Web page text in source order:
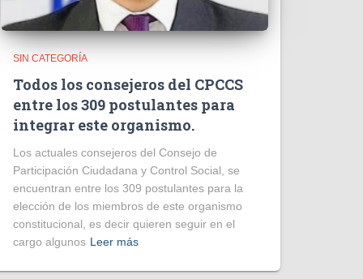
SIN CATEGORÍA
Todos los consejeros del CPCCS
entre los 309 postulantes para
integrar este organismo.
Los actuales consejeros del Consejo de
Participación Ciudadana y Control Social, se
encuentran entre los 309 postulantes para la
elección de los miembros de este organismo
constitucional, es decir quieren seguir en el
cargo algunos Leer más